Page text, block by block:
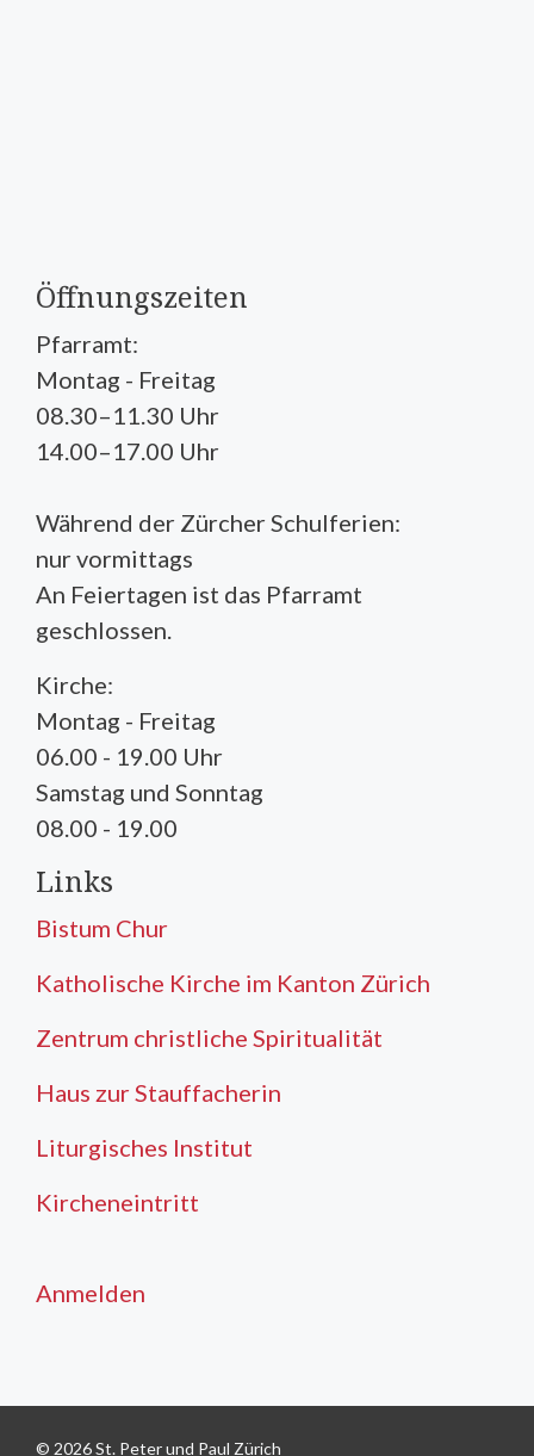
Öffnungszeiten
Pfarramt:
Montag - Freitag
08.30–11.30 Uhr
14.00–17.00 Uhr
Während der Zürcher Schulferien:
nur vormittags
An Feiertagen ist das Pfarramt
geschlossen.
Kirche:
Montag - Freitag
06.00 - 19.00 Uhr
Samstag und Sonntag
08.00 - 19.00
Links
Bistum Chur
Katholische Kirche im Kanton Zürich
Zentrum christliche Spiritualität
Haus zur Stauffacherin
Liturgisches Institut
Kircheneintritt
Anmelden
© 2026 St. Peter und Paul Zürich